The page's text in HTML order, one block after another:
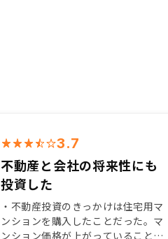
3.7
不動産と会社の将来性にも
投資した
・不動産投資のきっかけは住宅用マ
ンションを購入したことだった。マ
ンション価格が上がっていることを